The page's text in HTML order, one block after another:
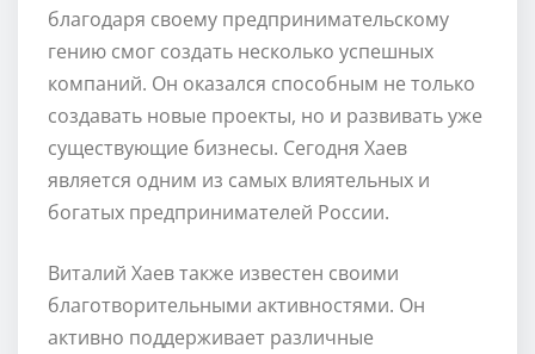
благодаря своему предпринимательскому
гению смог создать несколько успешных
компаний. Он оказался способным не только
создавать новые проекты, но и развивать уже
существующие бизнесы. Сегодня Хаев
является одним из самых влиятельных и
богатых предпринимателей России.
Виталий Хаев также известен своими
благотворительными активностями. Он
активно поддерживает различные